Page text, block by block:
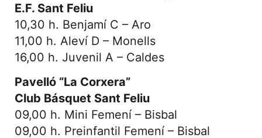
E.F. Sant Feliu
10,30 h. Benjamí C – Aro
11,00 h. Aleví D – Monells
16,00 h. Juvenil A – Caldes
Pavelló “La Corxera”
Club Básquet Sant Feliu
09,00 h. Mini Femení – Bisbal
09,00 h. Preinfantil Femení – Bisbal